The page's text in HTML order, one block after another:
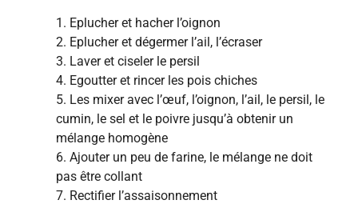
1. Eplucher et hacher l’oignon
2. Eplucher et dégermer l’ail, l’écraser
3. Laver et ciseler le persil
4. Egoutter et rincer les pois chiches
5. Les mixer avec l’œuf, l’oignon, l’ail, le persil, le
cumin, le sel et le poivre jusqu’à obtenir un
mélange homogène
6. Ajouter un peu de farine, le mélange ne doit
pas être collant
7. Rectifier l’assaisonnement